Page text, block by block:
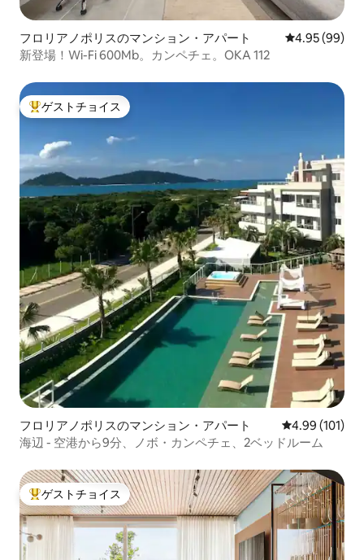
フロリアノポリスのマンション・アパート レビュー99
4.95 (99)
新登場！Wi-Fi 600Mb。カンペチェ。OKA 112
大好評のゲストチョイスです。
ゲストチョイス
フロリアノポリスのマンション・アパート レビュー101
4.99 (101)
海辺 - 空港から9分、ノボ・カンペチェ、2ベッドルーム
大好評のゲストチョイスです。
ゲストチョイス